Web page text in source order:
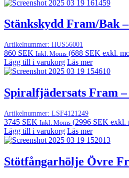
Stänkskydd Fram/Bak
Artikelnummer: HUS56001
860 SEK Inkl. Moms (688 SEK exkl.
Lägg till i varukorg Läs mer
Spiralfjädersats Fram –
Artikelnummer: LSF4121249
3745 SEK Inkl. Moms (2996 SEK exkl.
Lägg till i varukorg Läs mer
Stötfångarhölje Övre